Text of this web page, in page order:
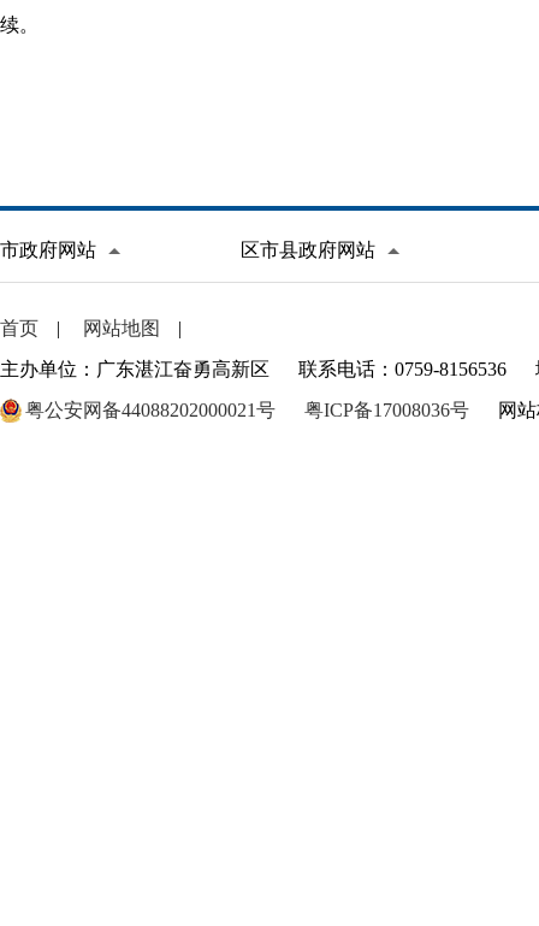
续。
市政府网站 区市县政府网站
首页 | 网站地图
|
主办单位：广东湛江奋勇高新区
联系电话：0759-8156536
粤公安网备44088202000021号
粤ICP备17008036号 网